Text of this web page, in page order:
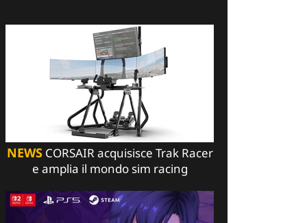
NEWSCORSAIR acquisisce Trak Racer
e amplia il mondo sim racing